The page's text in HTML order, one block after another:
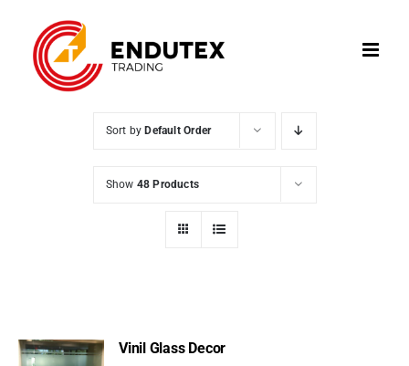
content
Sort by Default Order
Show 48 Products
Vinil Glass Decor